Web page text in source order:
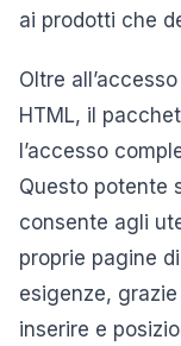
ai prodotti che
Oltre
HTML, il
l’accesso
Questo potente
consente agli
proprie pagine
esigenze,
inserire e